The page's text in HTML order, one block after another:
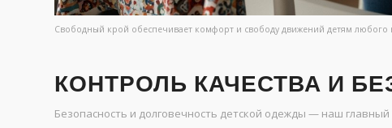
Свободный крой обеспечивает комфорт и свободу движений детям любого
КОНТРОЛЬ КАЧЕСТВА И
Безопасность и долговечность детской одежды — наш